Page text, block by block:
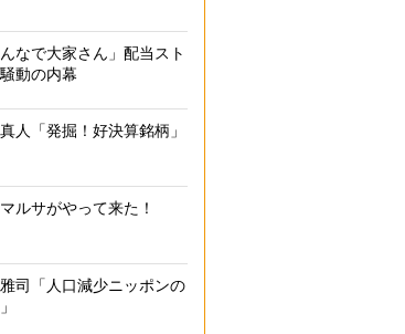
んなで大家さん」配当スト
動の内幕
人「発掘！好決算銘柄」
ルサがやって来た！
司「人口減少ニッポンの